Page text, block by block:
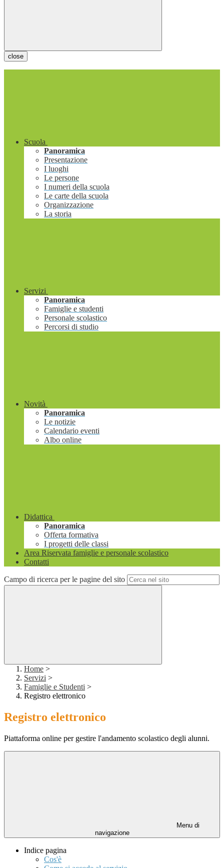
close
Scuola
Panoramica
Presentazione
I luoghi
Le persone
I numeri della scuola
Le carte della scuola
Organizzazione
La storia
Servizi
Panoramica
Famiglie e studenti
Personale scolastico
Percorsi di studio
Novità
Panoramica
Le notizie
Calendario eventi
Albo online
Didattica
Panoramica
Offerta formativa
I progetti delle classi
Area Riservata famiglie e personale scolastico
Contatti
Campo di ricerca per le pagine del sito
Home >
Servizi >
Famiglie e Studenti >
Registro elettronico
Registro elettronico
Piattaforma online per gestire l'andamento scolastico degli alunni.
Menu di
navigazione
Indice pagina
Cos'è